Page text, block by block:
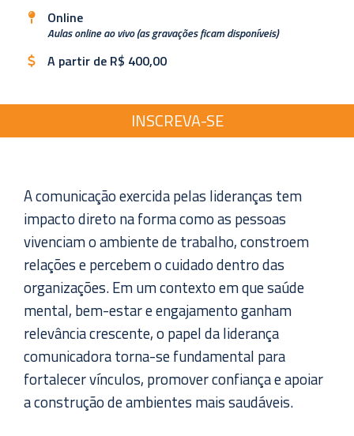
Online
Aulas online ao vivo (as gravações ficam disponíveis)
A partir de R$ 400,00
INSCREVA-SE
A comunicação exercida pelas lideranças tem
impacto direto na forma como as pessoas
vivenciam o ambiente de trabalho, constroem
relações e percebem o cuidado dentro das
organizações. Em um contexto em que saúde
mental, bem-estar e engajamento ganham
relevância crescente, o papel da liderança
comunicadora torna-se fundamental para
fortalecer vínculos, promover confiança e apoiar
a construção de ambientes mais saudáveis.